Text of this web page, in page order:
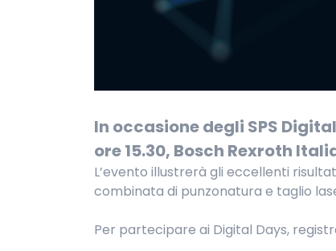
In occasione degli SPS
ore 15.30, Bosch Rexroth
L’evento illustrerà gli eccellenti
combinata di punzonatura e taglio
Per partecipare ai Digital Days,